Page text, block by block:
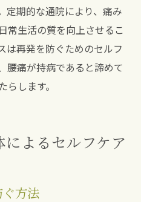
定期的な通院により、痛み
常生活の質を向上させるこ
は再発を防ぐためのセルフ
腰痛が持病であると諦めて
します。
よるセルフケア
方法